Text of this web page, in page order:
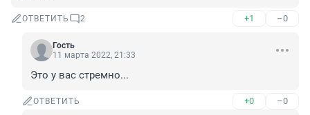
ОТВЕТИТЬ 2 +1 –0
Гость
11 марта 2022, 21:33
Это у вас стремно...
ОТВЕТИТЬ +0 –0